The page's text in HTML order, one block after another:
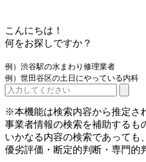
こんにちは！
何をお探しですか？
例）渋谷駅の水まわり修理業者
例）世田谷区の土日にやっている内科
※本機能は検索内容から推定さ
事業者情報の検索を補助するも
いかなる内容の検索であっても
優劣評価・断定的判断・専門的